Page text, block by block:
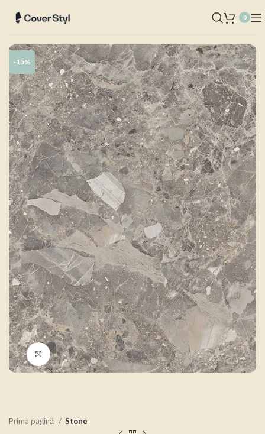
0
-15%
Click to enlarge
Prima pagină Stone